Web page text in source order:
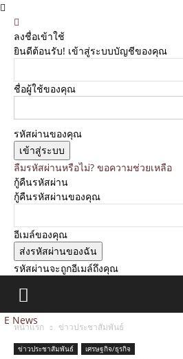
ลงชื่อเข้าใช้
ยินดีต้อนรับ! เข้าสู่ระบบบัญชีของคุณ
ชื่อผู้ใช้ของคุณ
รหัสผ่านของคุณ
ลืมรหัสผ่านหรือไม่? ขอความช่วยเหลือ
กู้คืนรหัสผ่าน
กู้คืนรหัสผ่านของคุณ
อีเมล์ของคุณ
รหัสผ่านจะถูกอีเมล์ถึงคุณ
E News
หน้าแรก ข่าวประชาสัมพันธ์
ข่าวประชาสัมพันธ์ เศรษฐกิจ/ธุรกิจ